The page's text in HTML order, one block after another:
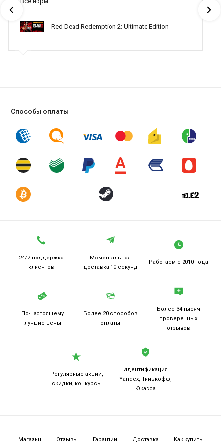
Red Dead Redemption 2: Ultimate Edition
Способы оплаты
24/7 поддержка
клиентов
Моментальная
доставка 10 секунд
Работаем с 2010 года
По-настоящему
лучшие цены
Более 20 способов
оплаты
Более 34 тысяч
проверенных
отзывов
Регулярные акции,
скидки, конкурсы
Идентификация
Yandex, Тинькофф,
Юкасса
Магазин Отзывы Гарантии Доставка Как купить